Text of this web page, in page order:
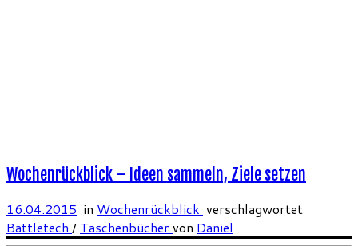
Wochenrückblick – Ideen sammeln, Ziele setzen
16.04.2015 in Wochenrückblick verschlagwortet
Battletech / Taschenbüchervon Daniel